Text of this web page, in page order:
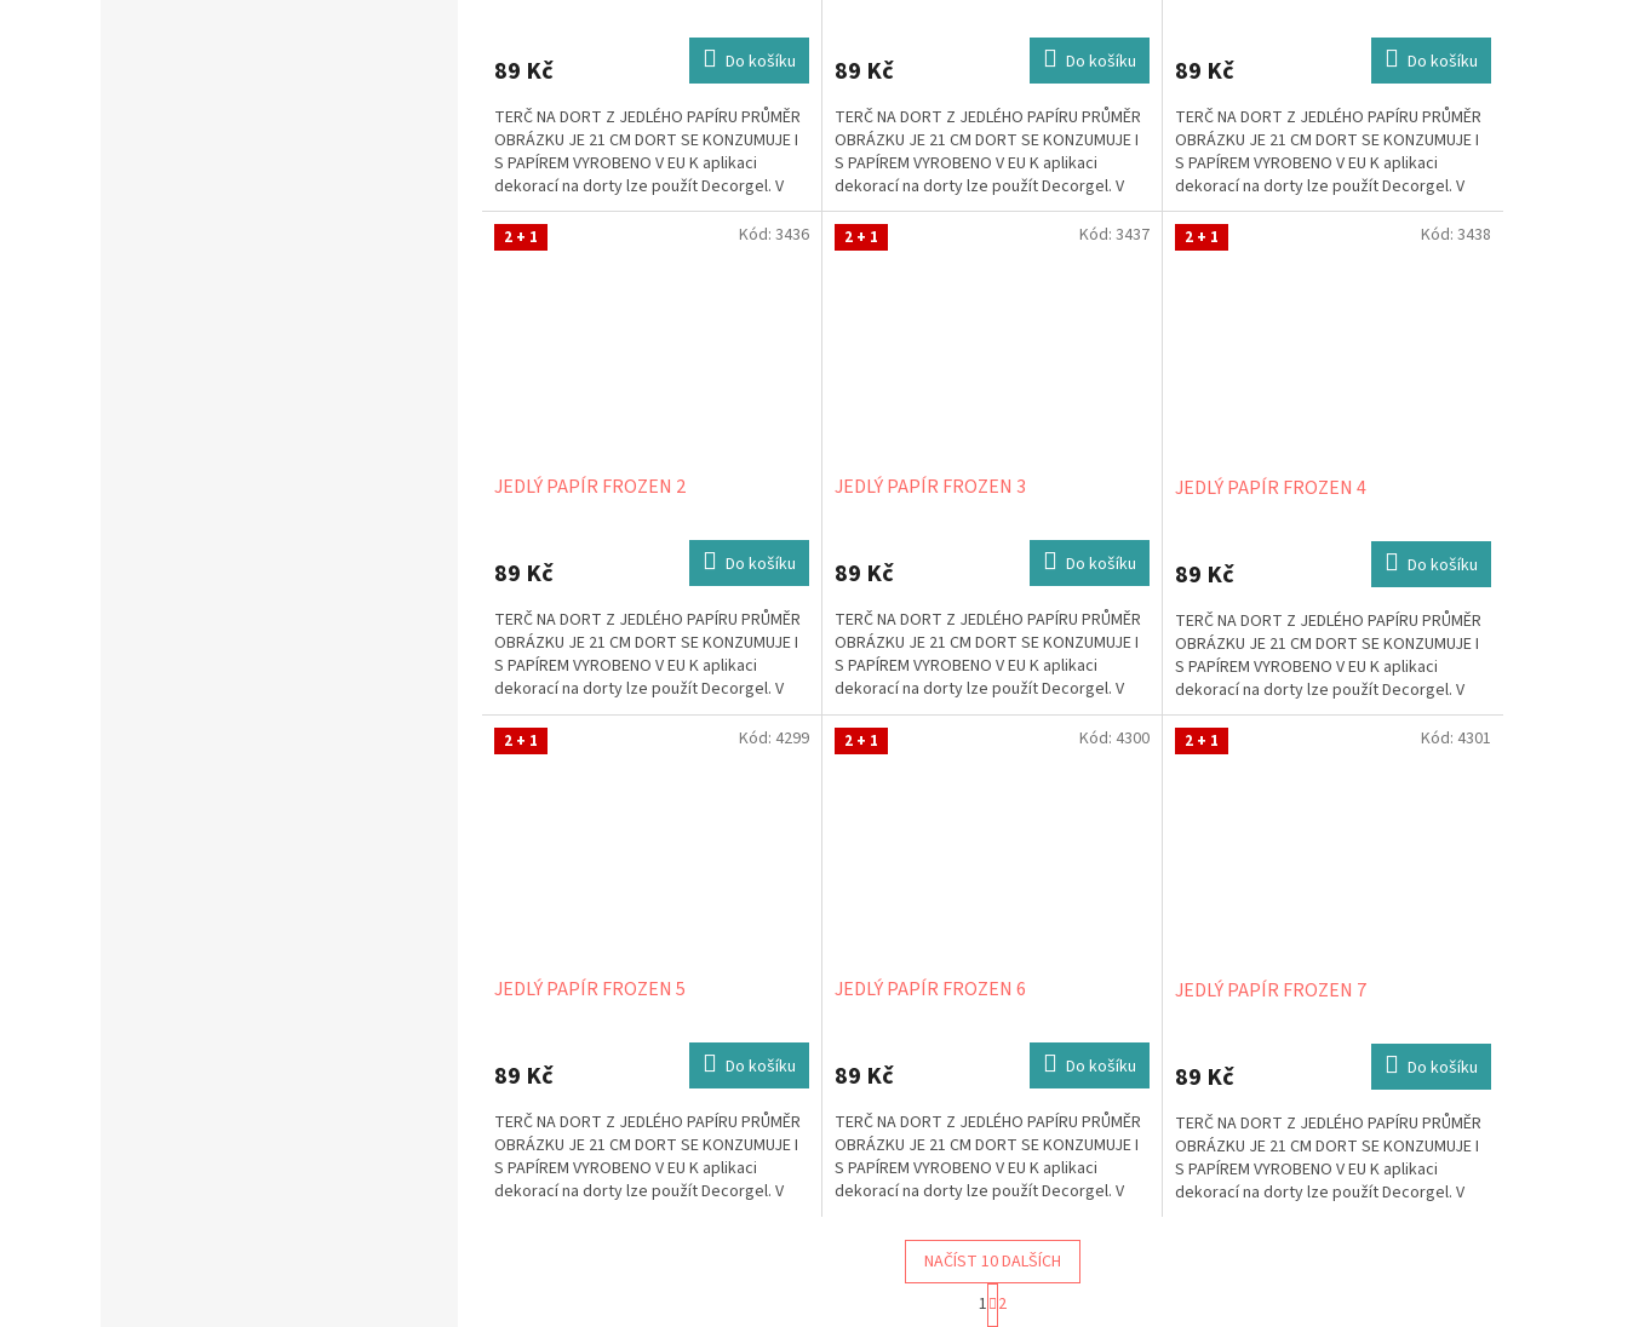
89 Kč Do košíku
TERČ NA DORT Z JEDLÉHO PAPÍRU PRŮMĚR
OBRÁZKU JE 21 CM DORT SE KONZUMUJE I
S PAPÍREM VYROBENO V EU K aplikaci
dekorací na dorty lze použít Decorgel. V
případě, že jej...
89 Kč Do košíku
TERČ NA DORT Z JEDLÉHO PAPÍRU PRŮMĚR
OBRÁZKU JE 21 CM DORT SE KONZUMUJE I
S PAPÍREM VYROBENO V EU K aplikaci
dekorací na dorty lze použít Decorgel. V
případě, že jej...
89 Kč Do košíku
TERČ NA DORT Z JEDLÉHO PAPÍRU PRŮMĚR
OBRÁZKU JE 21 CM DORT SE KONZUMUJE I
S PAPÍREM VYROBENO V EU K aplikaci
dekorací na dorty lze použít Decorgel. V
případě, že jej...
2 + 1
JEDLÝ PAPÍR FROZEN 2
89 Kč Do košíku
TERČ NA DORT Z JEDLÉHO PAPÍRU PRŮMĚR
OBRÁZKU JE 21 CM DORT SE KONZUMUJE I
S PAPÍREM VYROBENO V EU K aplikaci
dekorací na dorty lze použít Decorgel. V
případě, že jej...
Kód: 3436 2 + 1
JEDLÝ PAPÍR FROZEN 3
89 Kč Do košíku
TERČ NA DORT Z JEDLÉHO PAPÍRU PRŮMĚR
OBRÁZKU JE 21 CM DORT SE KONZUMUJE I
S PAPÍREM VYROBENO V EU K aplikaci
dekorací na dorty lze použít Decorgel. V
případě, že jej...
Kód: 3437 2 + 1
JEDLÝ PAPÍR FROZEN 4
89 Kč Do košíku
TERČ NA DORT Z JEDLÉHO PAPÍRU PRŮMĚR
OBRÁZKU JE 21 CM DORT SE KONZUMUJE I
S PAPÍREM VYROBENO V EU K aplikaci
dekorací na dorty lze použít Decorgel. V
případě, že jej...
Kód: 3438
2 + 1
JEDLÝ PAPÍR FROZEN 5
89 Kč Do košíku
TERČ NA DORT Z JEDLÉHO PAPÍRU PRŮMĚR
OBRÁZKU JE 21 CM DORT SE KONZUMUJE I
S PAPÍREM VYROBENO V EU K aplikaci
dekorací na dorty lze použít Decorgel. V
Kód: 4299 2 + 1
JEDLÝ PAPÍR FROZEN 6
89 Kč Do košíku
TERČ NA DORT Z JEDLÉHO PAPÍRU PRŮMĚR
OBRÁZKU JE 21 CM DORT SE KONZUMUJE I
S PAPÍREM VYROBENO V EU K aplikaci
dekorací na dorty lze použít Decorgel. V
Kód: 4300 2 + 1
JEDLÝ PAPÍR FROZEN 7
89 Kč Do košíku
TERČ NA DORT Z JEDLÉHO PAPÍRU PRŮMĚR
OBRÁZKU JE 21 CM DORT SE KONZUMUJE I
S PAPÍREM VYROBENO V EU K aplikaci
dekorací na dorty lze použít Decorgel. V
Kód: 4301
O
NAČÍST 10 DALŠÍCH
S
t
1 2